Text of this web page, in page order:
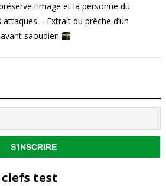
l’image et la personne du
saoudien
test